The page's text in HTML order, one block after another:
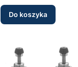
Do koszyka